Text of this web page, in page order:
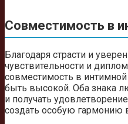
Совместимость в
Благодаря страсти и
чувствительности и
совместимость в
быть высокой. Оба знака
и получать
создать особую гармонию